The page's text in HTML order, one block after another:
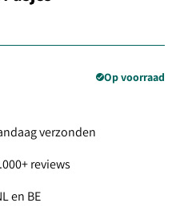
Op voorraad
verzonden
reviews
en BE